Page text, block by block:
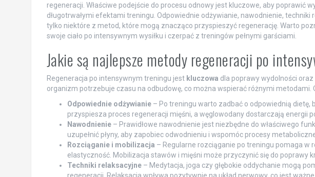
regeneracji. Właściwe podejście do procesu odnowy jest kluczowe, aby poprawić
długotrwałymi efektami treningu. Odpowiednie odżywianie, nawodnienie,
tylko niektóre z metod, które mogą znacząco przyspieszyć regenerację. Warto
swoje ciało po intensywnym wysiłku i czerpać z treningów pełnymi garściami.
Jakie są najlepsze metody regeneracji po
Regeneracja po intensywnym treningu jest kluczowa dla poprawy wydolności
organizm potrzebuje czasu na odbudowę, co można wspierać różnymi metodami.
Odpowiednie odżywianie– Po treningu warto zadbać o odpowiednią dietę,
przyspiesza proces regeneracji mięśni, a węglowodany dostarczają energii
Nawodnienie– Prawidłowe nawodnienie jest niezbędne do właściwego
uzupełnić płyny, aby zapobiec odwodnieniu i wspomóc procesy
Rozciąganie i mobilizacja – Regularne rozciąganie po treningu pomaga w
elastyczność. Mobilizacja stawów i mięśni może przyczynić się do poprawy
Techniki relaksacyjne– Medytacja, joga czy głębokie oddychanie mogą
regeneracji. Relaksacja wpływa pozytywnie na układ nerwowy, co jest